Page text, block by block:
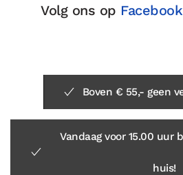
Volg ons op Facebook
Boven € 55,- geen
Vandaag voor 15.00 uur
huis!